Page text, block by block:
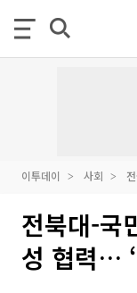
이투데이 사회
전북대-국
성 협력…